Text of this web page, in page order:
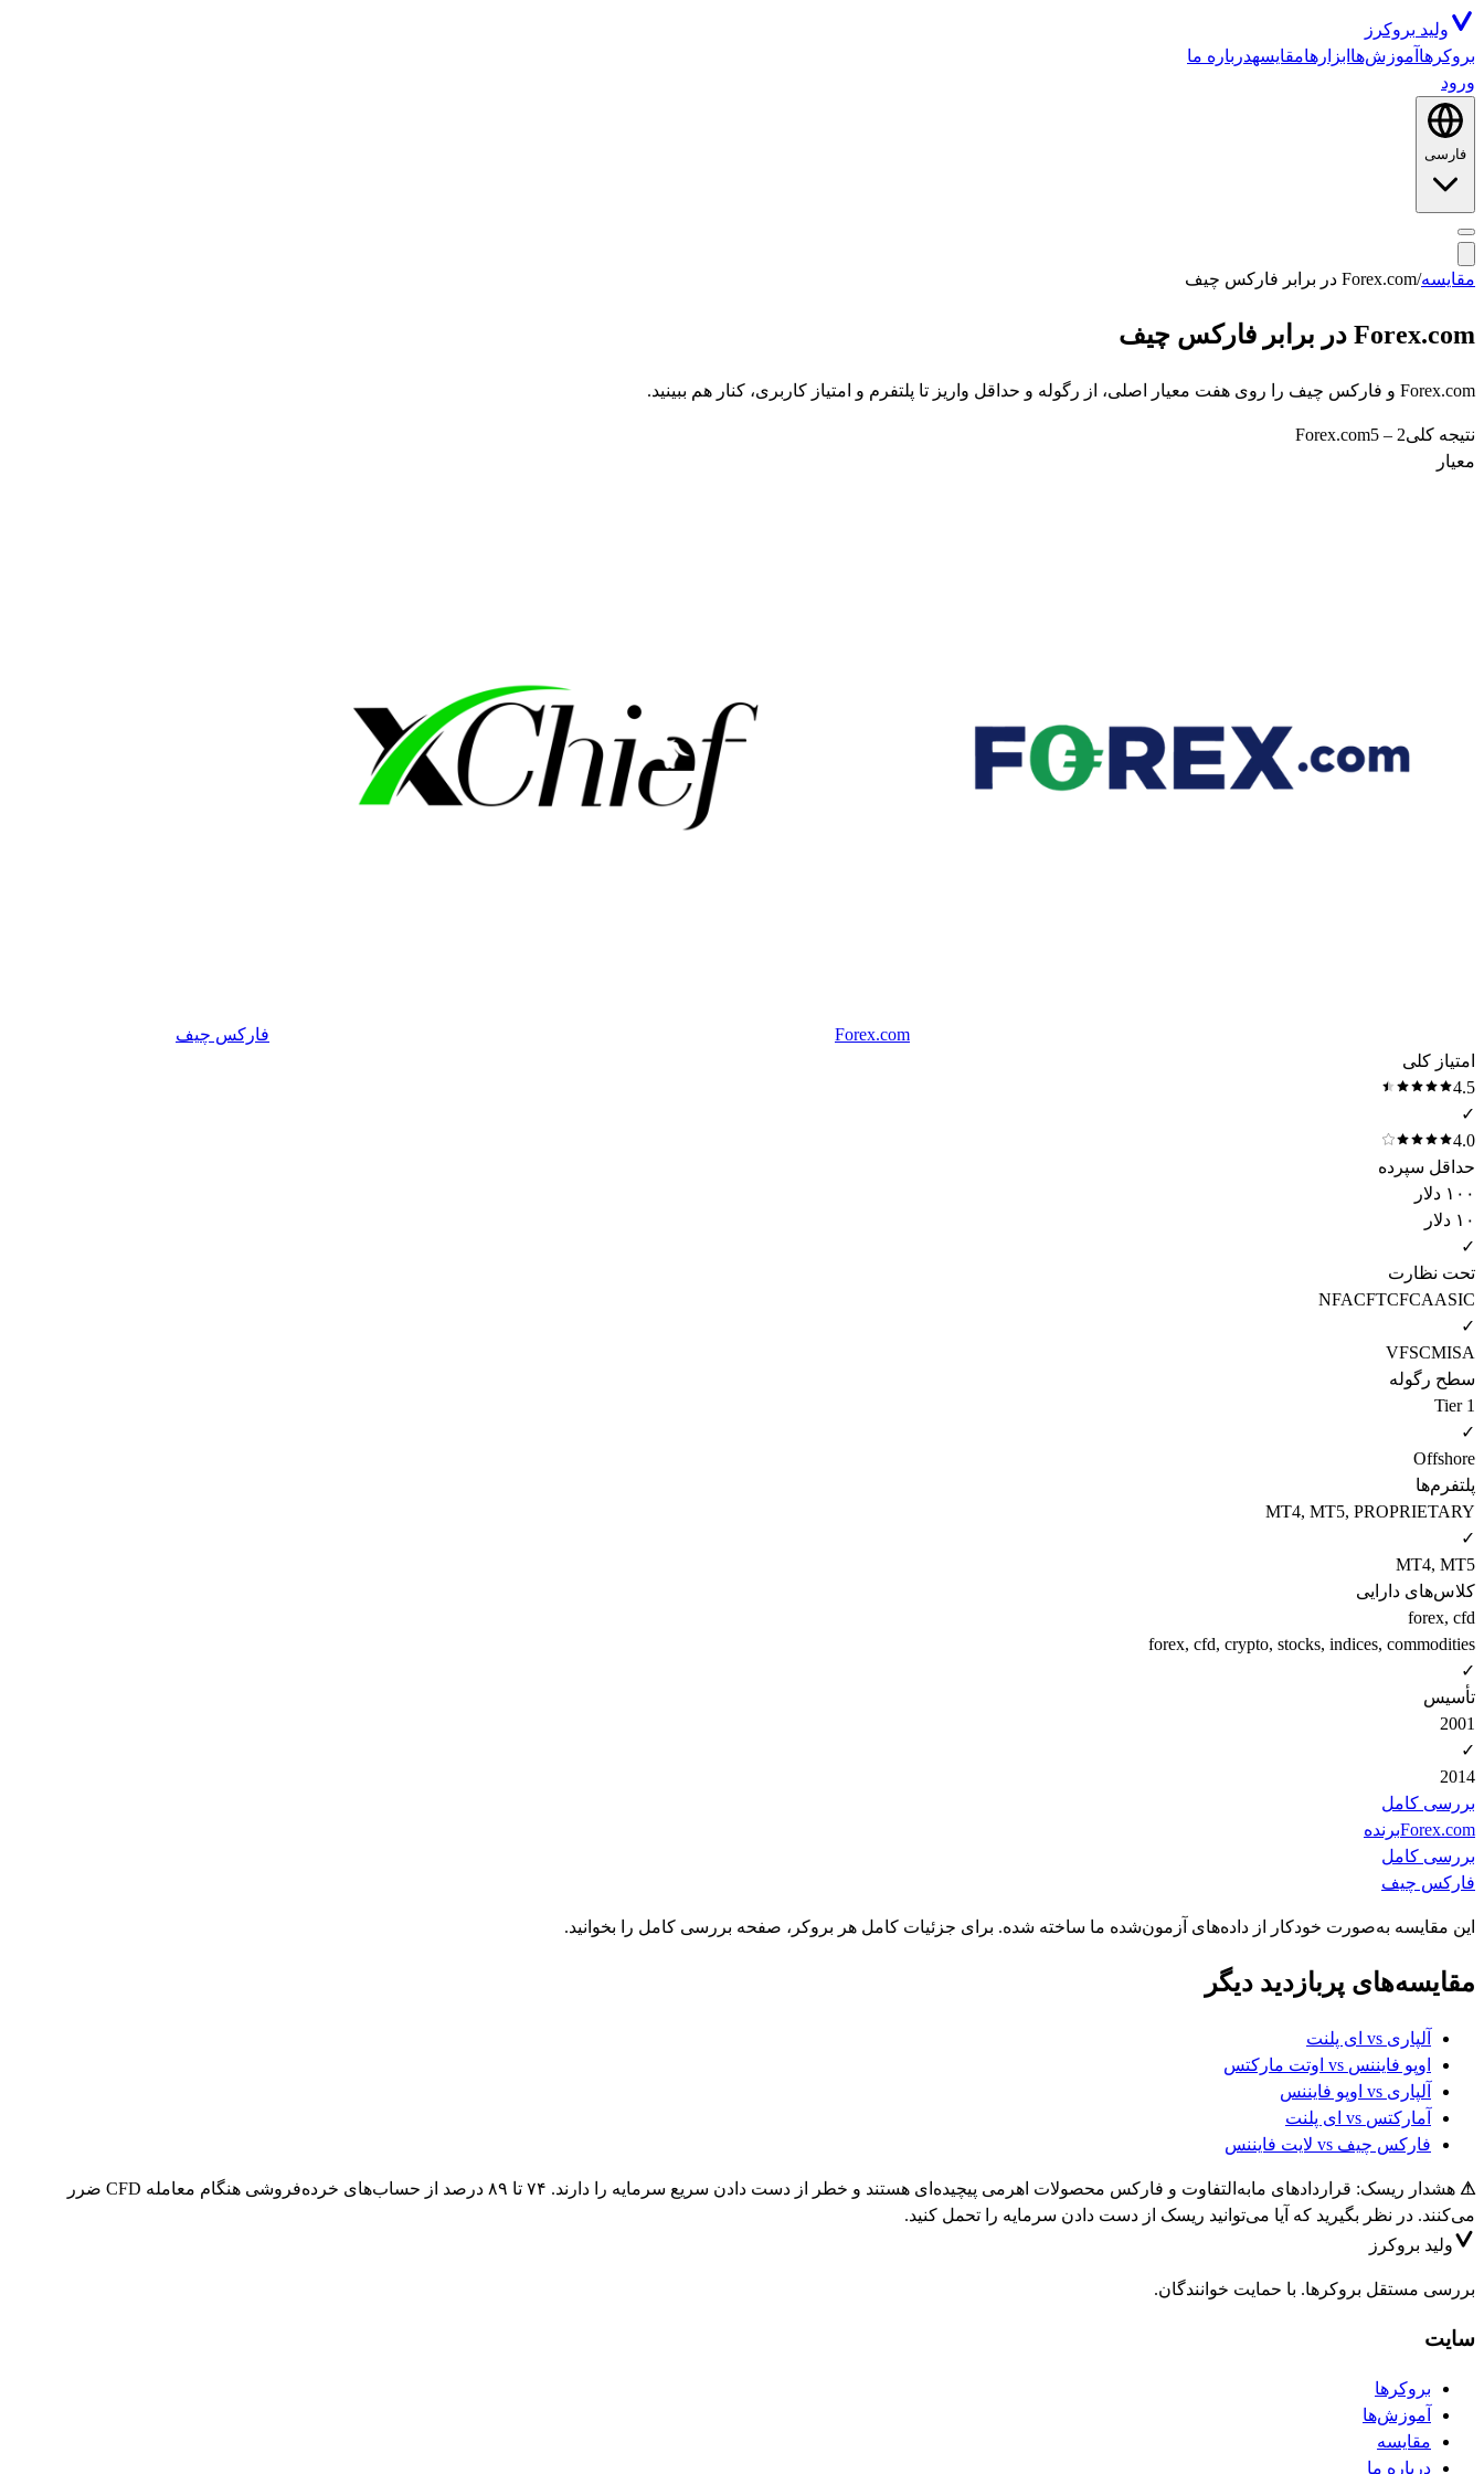
ولید بروکرز
بروکرها آموزش‌ها ابزارهامقایسهدرباره ما
ورود
فارسی
مقایسه/
Forex.com در برابر فارکس چیف
Forex.com در برابر فارکس چیف
Forex.com و فارکس چیف را روی هفت معیار اصلی، از رگوله و حداقل واریز تا پلتفرم و امتیاز کاربری، کنار هم ببینید.
نتیجه کلی Forex.com5 – 2
معیار
Forex.com
فارکس چیف
امتیاز کلی
4.5
✓
4.0
حداقل سپرده
۱۰۰ دلار
۱۰ دلار
✓
تحت نظارت
NFACFTCFCAASIC
✓
VFSCMISA
سطح رگوله
Tier 1
✓
Offshore
پلتفرم‌ها
MT4, MT5, PROPRIETARY
✓
MT4, MT5
کلاس‌های دارایی
forex, cfd
forex, cfd, crypto, stocks, indices, commodities
✓
تأسیس
2001
✓
2014
بررسی کامل
Forex.comبرنده
بررسی کامل
فارکس چیف
این مقایسه به‌صورت خودکار از داده‌های آزمون‌شده ما ساخته شده. برای جزئیات کامل هر بروکر، صفحه بررسی کامل را بخوانید.
مقایسه‌های پربازدید دیگر
آلپاری vs ای پلنت
اوپو فایننس vs اوتت مارکتس
آلپاری vs اوپو فایننس
آمارکتس vs ای پلنت
فارکس چیف vs لایت فایننس
⚠
هشدار ریسک: قراردادهای مابه‌التفاوت و فارکس محصولات اهرمی پیچیده‌ای هستند و خطر از دست دادن سریع سرمایه را دارند. ۷۴ تا ۸۹ درصد از حساب‌های خرده‌فروشی هنگام معامله CFD ضرر
می‌کنند. در نظر بگیرید که آیا می‌توانید ریسک از دست دادن سرمایه را تحمل کنید.
ولید بروکرز
بررسی مستقل بروکرها. با حمایت خوانندگان.
سایت
بروکرها
آموزش‌ها
مقایسه
درباره ما